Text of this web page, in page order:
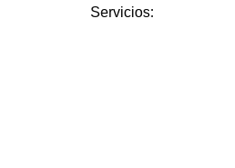
Servicios: